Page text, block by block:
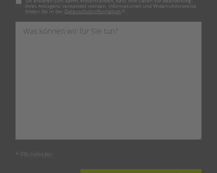
Ihres Anliegens verwendet werden. Informationen und Widerrufshinweise
finden Sie in der Datenschutzinformation *
* Pflichtfelder